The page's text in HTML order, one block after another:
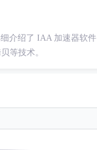
介绍了 IAA 加速器软件
等技术。